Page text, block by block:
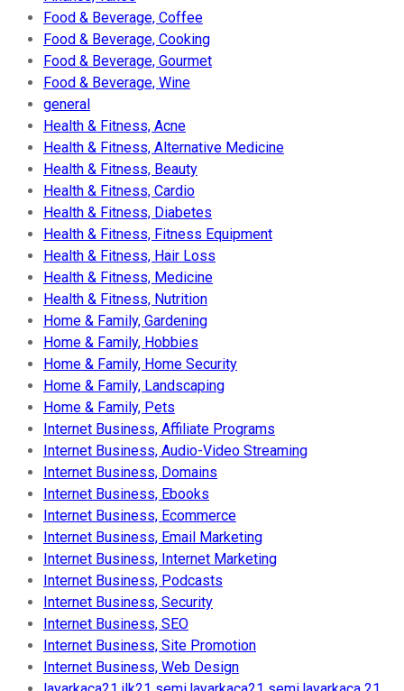
Food & Beverage, Coffee
Food & Beverage, Cooking
Food & Beverage, Gourmet
Food & Beverage, Wine
general
Health & Fitness, Acne
Health & Fitness, Alternative Medicine
Health & Fitness, Beauty
Health & Fitness, Cardio
Health & Fitness, Diabetes
Health & Fitness, Fitness Equipment
Health & Fitness, Hair Loss
Health & Fitness, Medicine
Health & Fitness, Nutrition
Home & Family, Gardening
Home & Family, Hobbies
Home & Family, Home Security
Home & Family, Landscaping
Home & Family, Pets
Internet Business, Affiliate Programs
Internet Business, Audio-Video Streaming
Internet Business, Domains
Internet Business, Ebooks
Internet Business, Ecommerce
Internet Business, Email Marketing
Internet Business, Internet Marketing
Internet Business, Podcasts
Internet Business, Security
Internet Business, SEO
Internet Business, Site Promotion
Internet Business, Web Design